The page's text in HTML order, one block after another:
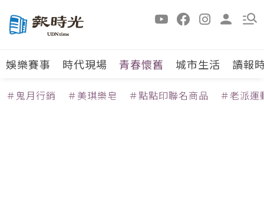
娛樂賽事 時代現場 青春懷舊 城市生活 讀報
＃鬼月行銷 ＃美琪樂皂 ＃點點印聯名商品 ＃老派運